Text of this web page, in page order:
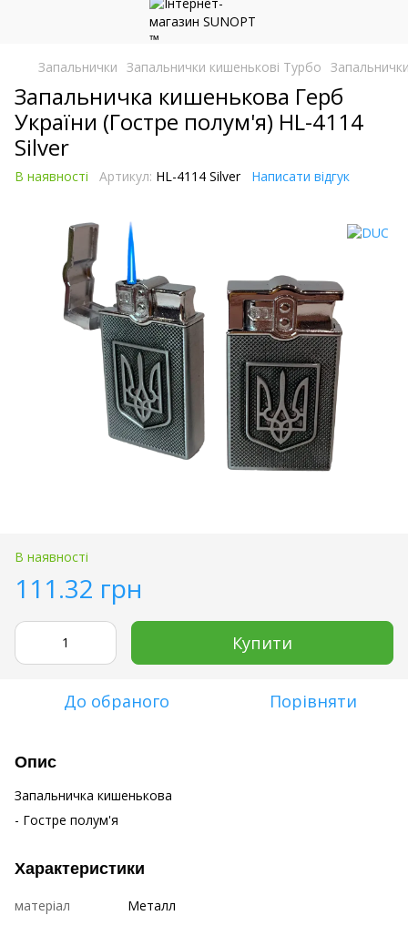
Запальнички Запальнички кишенькові Турбо
Запальничка кишенькова Герб
України (Гостре полум'я) HL-4114
Silver
В наявності Артикул: HL-4114 Silver Написати відгук
В наявності
111.32 грн
Купити
До обраного Порівняти
Опис
Запальничка кишенькова
- Гостре полум'я
Характеристики
матеріал Металл